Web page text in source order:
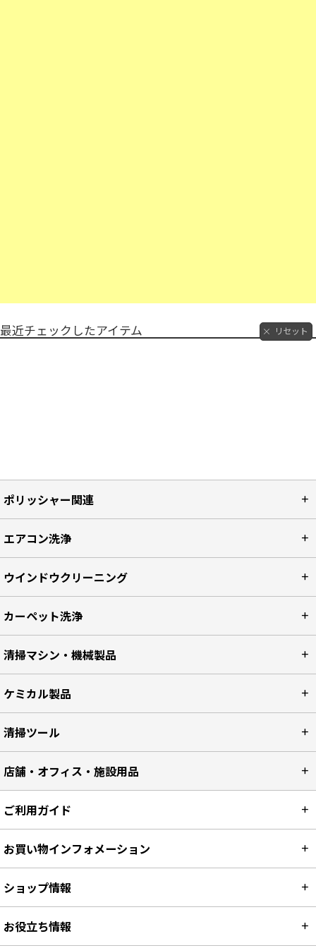
最近チェックしたアイテム リセット
ポリッシャー関連
エアコン洗浄
ウインドウクリーニング
カーペット洗浄
清掃マシン・機械製品
ケミカル製品
清掃ツール
店舗・オフィス・施設用品
ご利用ガイド
お買い物インフォメーション
ショップ情報
お役立ち情報